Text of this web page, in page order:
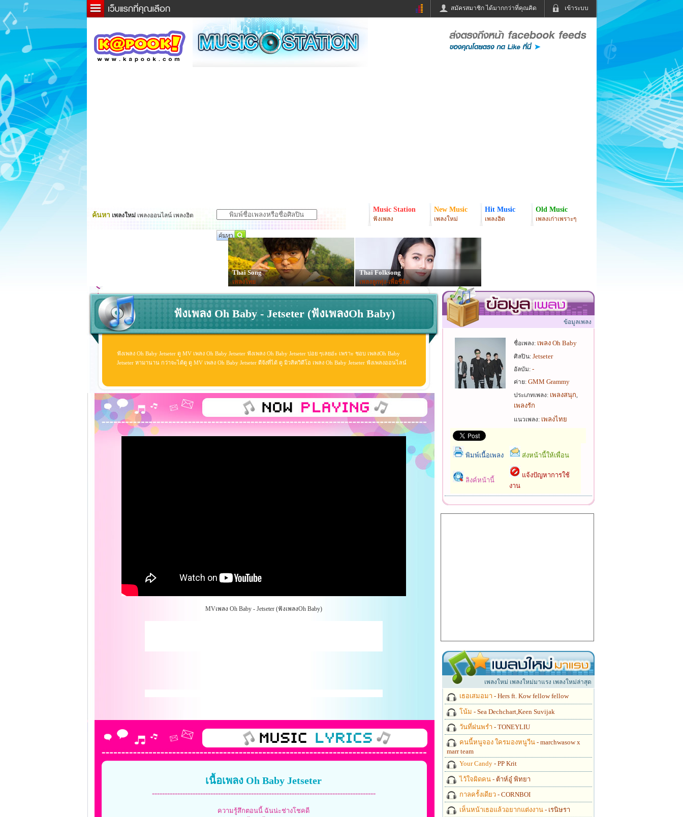
เข้าระบบ
สมัครสมาชิก ได้มากกว่าที่คุณคิด
ข่าวด่วน ข่าวสั้น
ละคร
หนังใหม่
ฟังวิทยุออนไลน์
หมากรุกไทย
Email
ค้นหา เพลงใหม่ เพลงออนไลน์ เพลงฮิต
Music Station
ฟังเพลง
New Music
เพลงใหม่
Hit Music
เพลงฮิต
Old Music
เพลงเก่าเพราะๆ
Thai Song
เพลงไทย
Thai Folksong
เพลงลูกทุ่ง-เพื่อชีวิต
ฟังเพลง Oh Baby - Jetseter (ฟังเพลงOh Baby)
ฟังเพลง Oh Baby Jetseter ดู MV เพลง Oh Baby Jetseter ฟังเพลง Oh Baby Jetseter บ่อย ๆเลยอ่ะ เพราะ ชอบ เพลงOh Baby
Jetseter หามานาน กว่าจะได้ดู ดู MV เพลง Oh Baby Jetseter ดีจังที่ได้ ดู มิวสิควิดีโอ เพลง Oh Baby Jetseter ฟังเพลงออนไลน์
MVเพลง Oh Baby - Jetseter (ฟังเพลงOh Baby)
เนื้อเพลง Oh Baby Jetseter
----------------------------------------------------------------------------------------
ความรู้สึกตอนนี้ ฉันน่ะช่างโชคดี
ข้อมูลเพลง
ชื่อเพลง: เพลง Oh Baby
ศิลปิน: Jetseter
อัลบัม: -
ค่าย: GMM Grammy
ประเภทเพลง: เพลงสนุก,
เพลงรัก
แนวเพลง: เพลงไทย
พิมพ์เนื้อเพลง ส่งหน้านี้ให้เพื่อน
ลิงค์หน้านี้
แจ้งปัญหาการใช้
งาน
เพลงใหม่ เพลงใหม่มาแรง เพลงใหม่ล่าสุด
เธอเสมอมา - Hers ft. Kow fellow fellow
โน้ม - Sea Dechchart,Keen Suvijak
วันที่ฝนพรำ - TONEYLIU
คนนี้หนูจอง ใครมองหนูวีน - marchwasow x
marr team
Your Candy - PP Krit
ไว้ใจผิดคน - ต้าห์อู๋ พิทยา
กาลครั้งเดียว - CORNBOI
เห็นหน้าเธอแล้วอยากแต่งงาน - เรนิษรา